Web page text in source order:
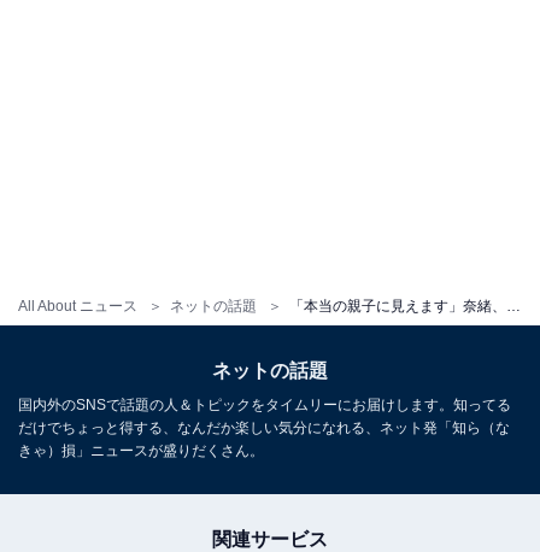
All About ニュース ネットの話題
ネットの話題
国内外のSNSで話題の人＆トピックをタイムリーにお届けします。知ってる
だけでちょっと得する、なんだか楽しい気分になれる、ネット発「知ら（な
きゃ）損」ニュースが盛りだくさん。
関連サービス